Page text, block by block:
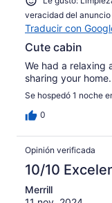
veracidad del anuncio
Traducir con
Cute cabin
We had a relaxing
sharing your home.
Se hospedó 1 noche
0
Opinión verificada
10/10
Merrill